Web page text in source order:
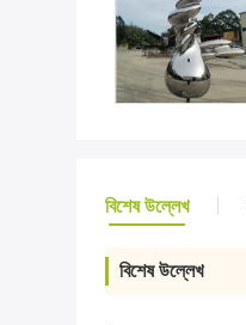
বিশেষ উল্লেখ
বিশেষ উল্লেখ